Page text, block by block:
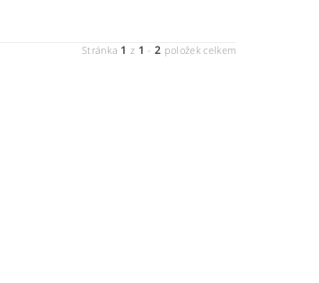
Stránka 1 z 1 -2 položek celkem